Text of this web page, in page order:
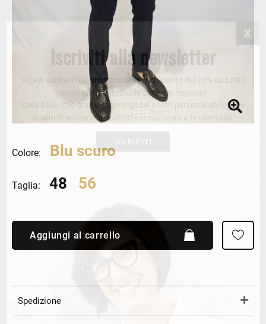
Colore: Blu scuro
Taglia: 48 56
Aggiungi al carrello
Spedizione
Iscriviti alla newsletter
Ricevi subito il tuo promocode con lo sconto del 20% su tutti i
nuovi arrivi utilizzabile anche in negozio!
Crea il tuo stile grazie ai consigli dei nostri personal shopper e
scopri in anteprima le offerte in esclusiva a te riservate.
ISCRIVITI